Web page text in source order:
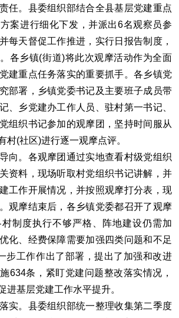
。县委组织部结合全县基层党建重点
案进行细化下发，并派出6名观察员参
每天督促工作推进，实行日报告制度，
各乡镇(街道)将此次观摩活动作为全面
建重点任务落实的重要抓手。各乡镇党
部署，乡镇党委书记及主要班子成员带
、乡党建办工作人员、驻村第一书记、
组织书记参加的观摩团，坚持时间服从
村(社区)进行逐一观摩点评。
。各观摩团通过实地查看村级党组织
资料，现场听取村党组织书记讲解，并
工作开展情况，并按照观摩打分表，现
观摩结束后，各乡镇党委都召开了观摩
制度执行不够严格、阵地建设仍需加
化、经费保障需要加强四类问题和不足
步工作作出了部署，提出了加强和改进
634条，紧盯党建问题整改落实情况，
进基层党建工作水平提升。
。县委组织部统一整理收集第二季度